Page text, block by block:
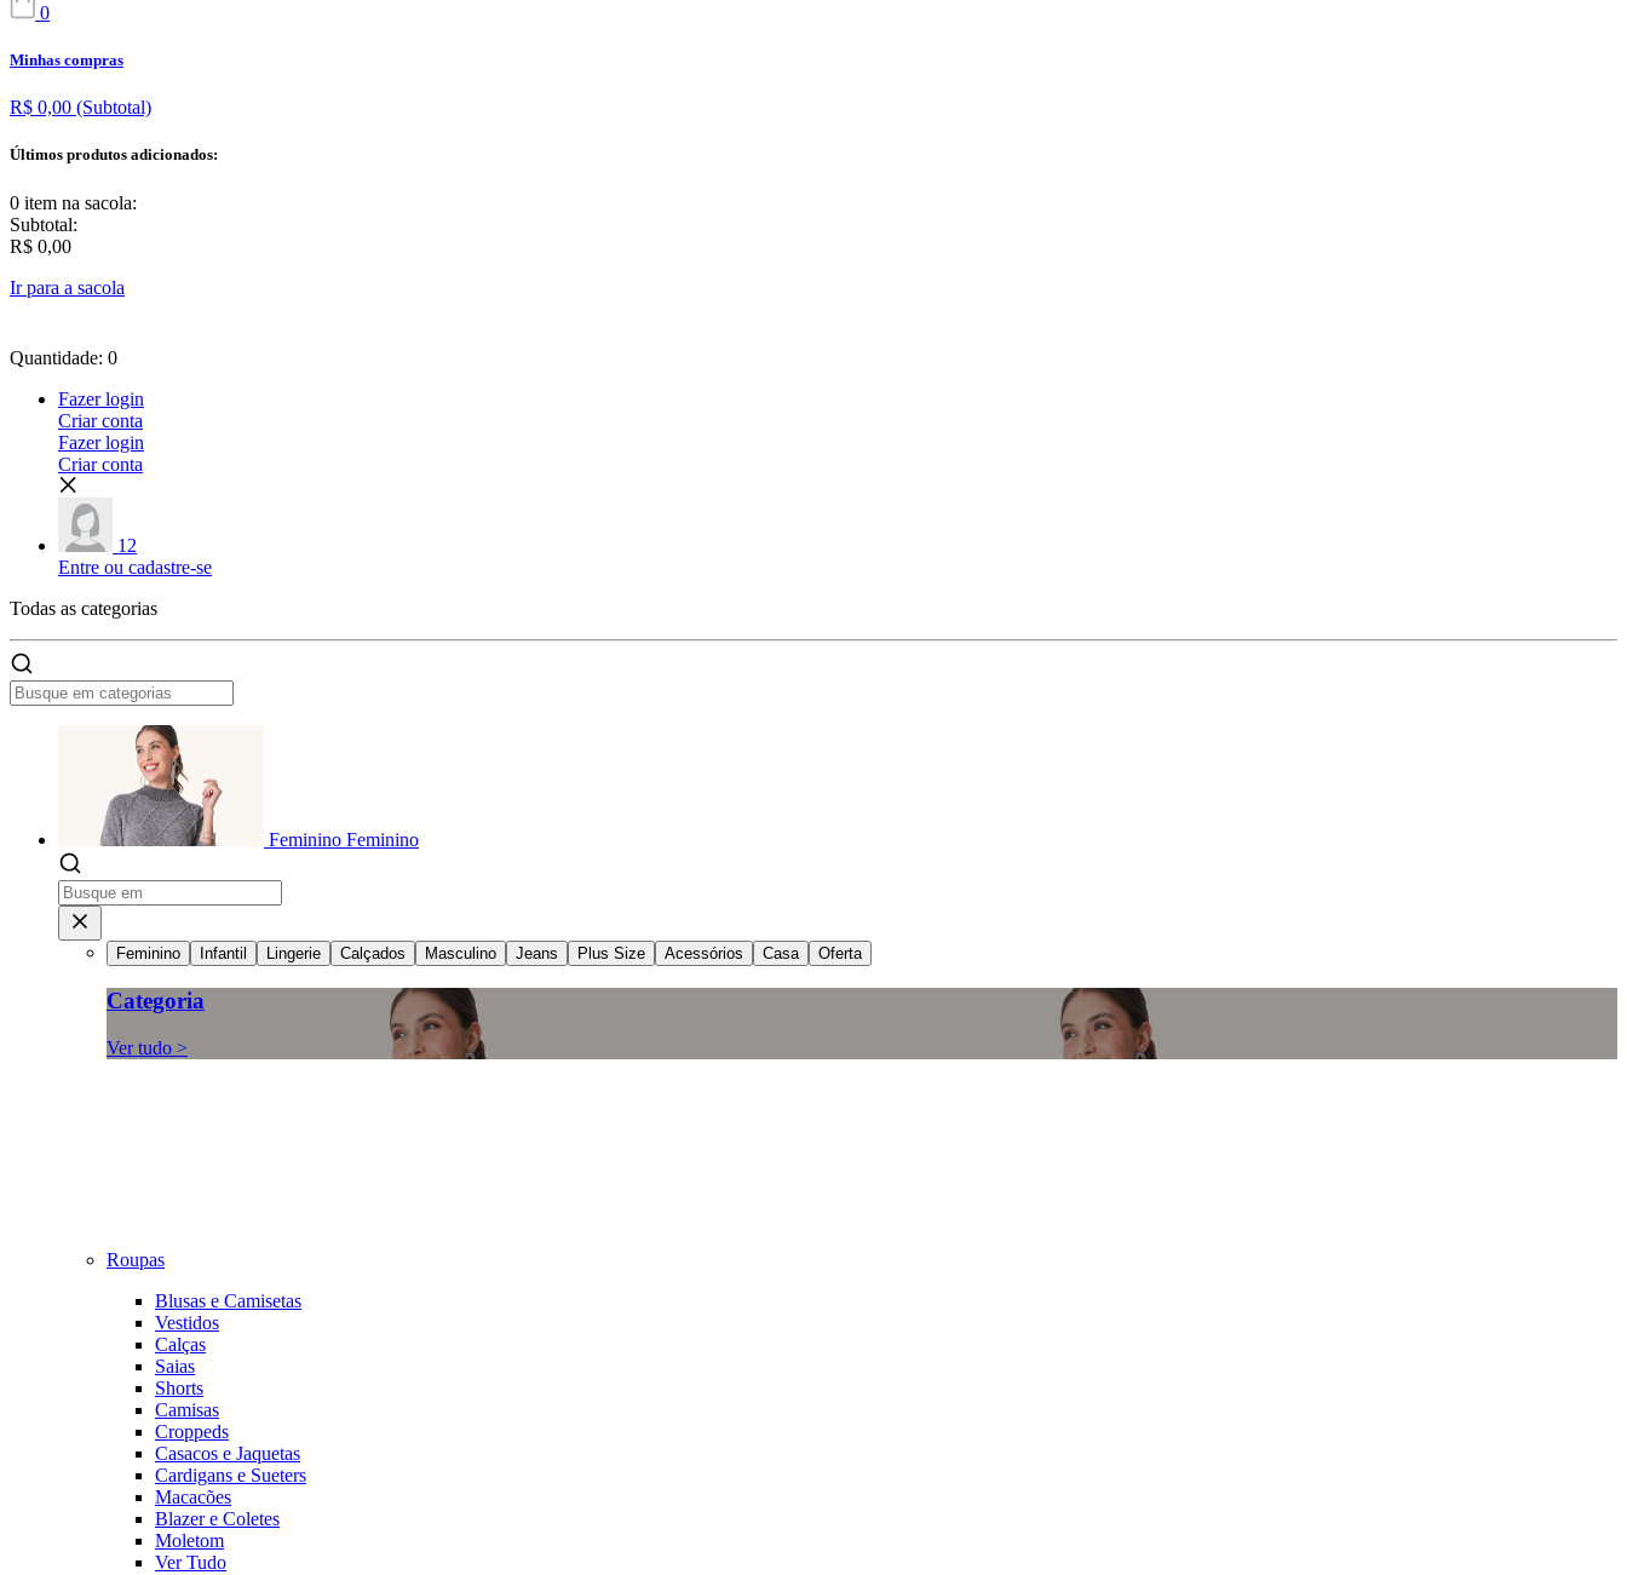
0
Minhas compras
R$ 0,00 (Subtotal)
Últimos produtos adicionados:
0 item na sacola:
Subtotal:
R$ 0,00
Ir para a sacola
Quantidade: 0
Fazer login
Criar conta
Fazer login
Criar conta
12
Entre ou cadastre-se
Todas as categorias
Feminino Feminino
Feminino Infantil Lingerie Calçados Masculino Jeans Plus Size Acessórios Casa Oferta
Categoria
Ver tudo >
Roupas
Blusas e Camisetas
Vestidos
Calças
Saias
Shorts
Camisas
Croppeds
Casacos e Jaquetas
Cardigans e Sueters
Macacões
Blazer e Coletes
Moletom
Ver Tudo